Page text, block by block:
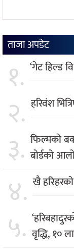
ताजा अपडेट
१. ‘गेट हिल्ड
२. हरिवंश
३. फिल्मकाे
बोर्डको
४. खै
५. वृद्धि, १०